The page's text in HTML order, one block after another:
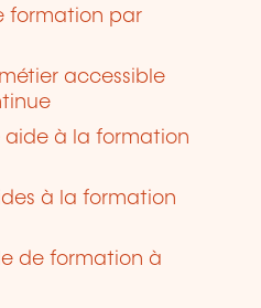
formation par
accessible
aide à la formation
à la formation
de formation à